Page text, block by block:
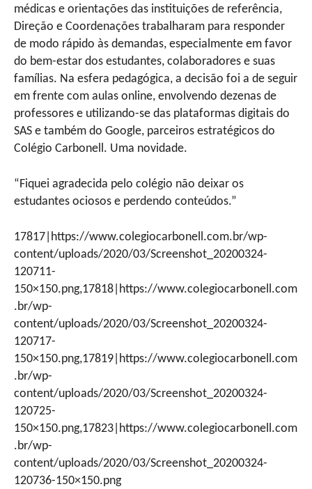
médicas e orientações das instituições de referência,
Direção e Coordenações trabalharam para responder
de modo rápido às demandas, especialmente em favor
do bem-estar dos estudantes, colaboradores e suas
famílias. Na esfera pedagógica, a decisão foi a de seguir
em frente com aulas online, envolvendo dezenas de
professores e utilizando-se das plataformas digitais do
SAS e também do Google, parceiros estratégicos do
Colégio Carbonell. Uma novidade.
“Fiquei agradecida pelo colégio não deixar os
estudantes ociosos e perdendo conteúdos.”
17817|https://www.colegiocarbonell.com.br/wp-
content/uploads/2020/03/Screenshot_20200324-
120711-
150×150.png,17818|https://www.colegiocarbonell.com
.br/wp-
content/uploads/2020/03/Screenshot_20200324-
120717-
150×150.png,17819|https://www.colegiocarbonell.com
.br/wp-
content/uploads/2020/03/Screenshot_20200324-
120725-
150×150.png,17823|https://www.colegiocarbonell.com
.br/wp-
content/uploads/2020/03/Screenshot_20200324-
120736-150×150.png